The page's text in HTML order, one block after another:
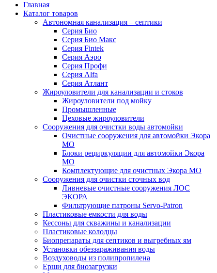
Главная
Каталог товаров
Автономная канализация – септики
Серия Био
Серия Био Макс
Серия Fintek
Серия Аэро
Серия Профи
Серия Alfa
Серия Атлант
Жироуловители для канализации и стоков
Жироуловители под мойку
Промышленные
Цеховые жироуловители
Сооружения для очистки воды автомойки
Очистные сооружения для автомойки Экора
МО
Блоки рециркуляции для автомойки Экора
МО
Комплектующие для очистных Экора МО
Сооружения для очистки сточных вод
Ливневые очистные сооружения ЛОС
ЭКОРА
Фильтрующие патроны Servo-Patron
Пластиковые емкости для воды
Кессоны для скважины и канализации
Пластиковые колодцы
Биопрепараты для септиков и выгребных ям
Установки обеззараживания воды
Воздуховоды из полипропилена
Ерши для биозагрузки